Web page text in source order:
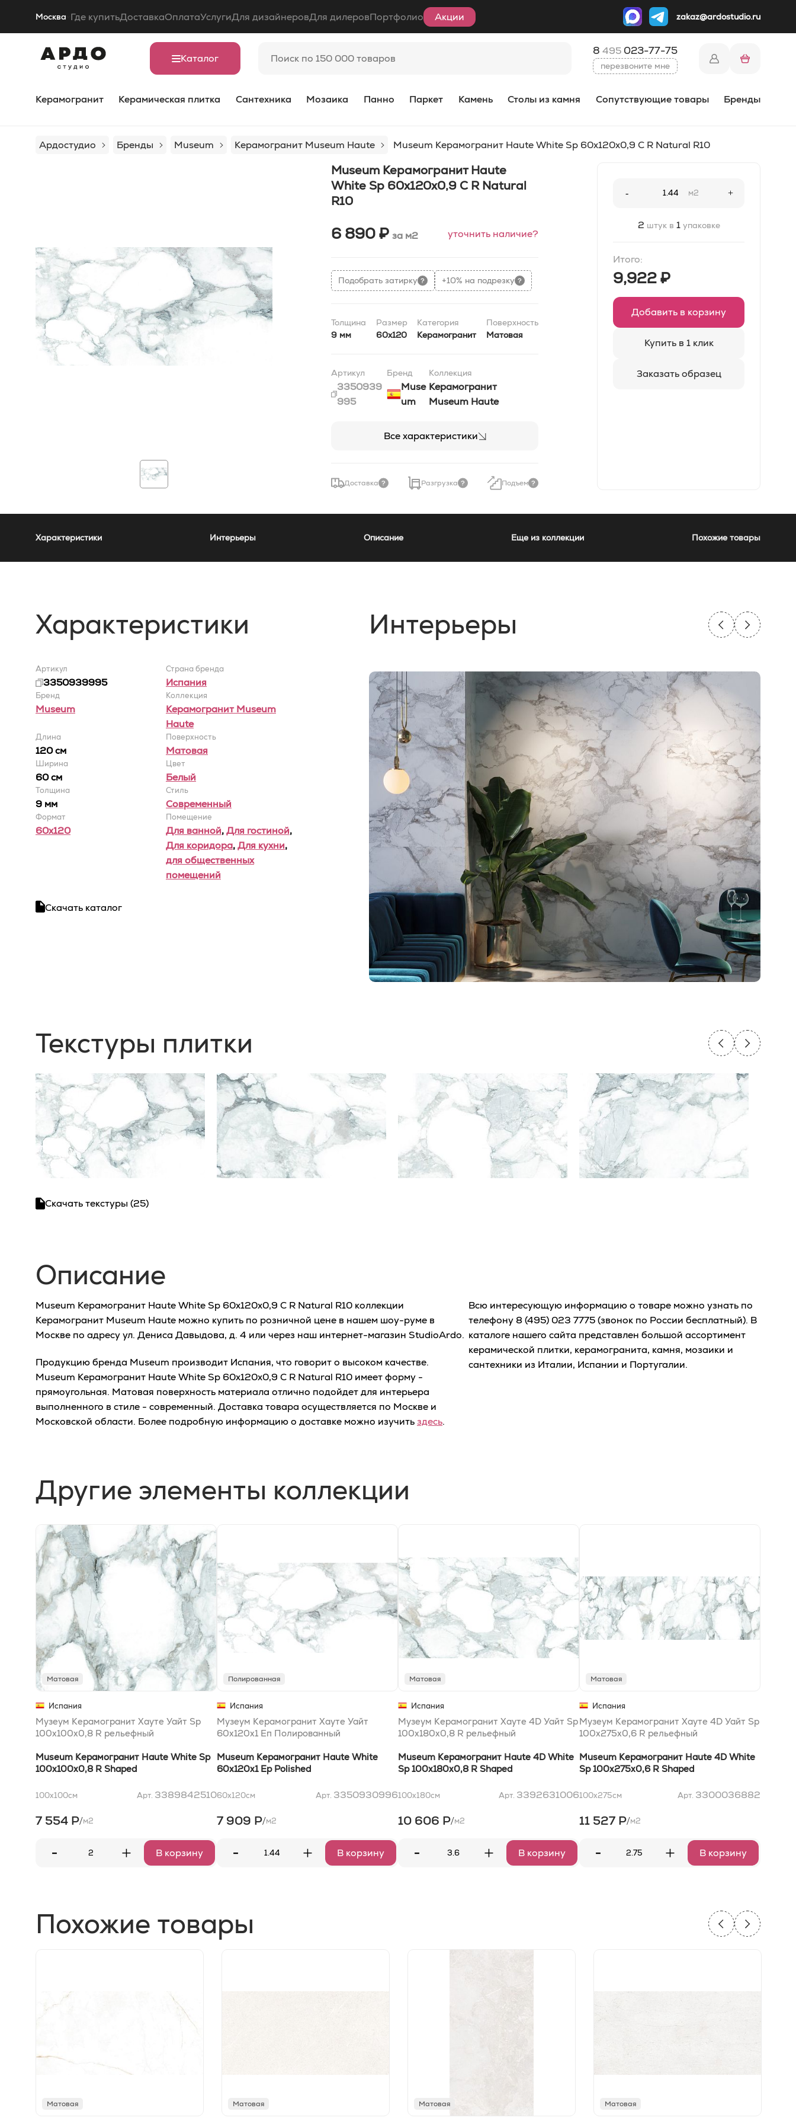
Москва Где купитьДоставкаОплатаУслугиДля дизайнеровДля дилеровПортфолио Акции zakaz@ardostudio.ru
Каталог
8 495 023-77-75
перезвоните мне
Керамогранит Керамическая плитка Сантехника Мозаика Панно Паркет Камень Столы из камня Сопутствующие товары Бренды
Ардостудио Бренды Museum Керамогранит Museum Haute Museum Керамогранит Haute White Sp 60x120x0,9 C R Natural R10
Museum Керамогранит Haute
White Sp 60x120x0,9 C R Natural
R10
6 890 ₽ за м2 уточнить наличие?
Подобрать затирку +10% на подрезку
Толщина
9 мм
Размер
60x120
Категория
Керамогранит
Поверхность
Матовая
Артикул
3350939
995
Бренд
Muse
um
Коллекция
Керамогранит
Museum Haute
Все характеристики
Доставка Разгрузка Подъем
- м2 +
2 штук в 1упаковке
Итого:
9,922₽
Добавить в корзину
Купить в 1 клик
Заказать образец
Характеристики Интерьеры Описание Еще из коллекции Похожие товары
Характеристики
Артикул
3350939995
Страна бренда
Испания
Бренд
Museum
Коллекция
Керамогранит Museum
Haute
Длина
120 см
Поверхность
Матовая
Ширина
60 cм
Цвет
Белый
Толщина
9 мм
Стиль
Современный
Формат
60x120
Помещение
Для ванной,Для гостиной,
Для коридора,Для кухни,
для общественных
помещений
Скачать каталог
Интерьеры
Текстуры плитки
Скачать текстуры (25)
Описание
Museum Керамогранит Haute White Sp 60x120x0,9 C R Natural R10 коллекции
Керамогранит Museum Haute можно купить по розничной цене в нашем шоу-руме в
Москве по адресу ул. Дениса Давыдова, д. 4 или через наш интернет-магазин StudioArdo.
Продукцию бренда Museum производит Испания, что говорит о высоком качестве.
Museum Керамогранит Haute White Sp 60x120x0,9 C R Natural R10 имеет форму -
прямоугольная. Матовая поверхность материала отлично подойдет для интерьера
выполненного в стиле - современный. Доставка товара осуществляется по Москве и
Московской области. Более подробную информацию о доставке можно изучитьздесь.
Всю интересующую информацию о товаре можно узнать по
телефону 8 (495) 023 7775(звонок по России бесплатный). В
каталоге нашего сайта представлен большой ассортимент
керамической плитки, керамогранита, камня, мозаики и
сантехники из Италии, Испании и Португалии.
Другие элементы коллекции
Матовая
Испания
Музеум Керамогранит Хауте Уайт Sp
100x100x0,8 R рельефный
Museum Керамогранит Haute White Sp
100x100x0,8 R Shaped
100x100см Арт. 3389842510
7 554 Р/м2
- + В корзину
Полированная
Испания
Музеум Керамогранит Хауте Уайт
60x120x1 Еп Полированный
Museum Керамогранит Haute White
60x120x1 Ep Polished
60x120см Арт. 3350930996
7 909 Р/м2
- + В корзину
Матовая
Испания
Музеум Керамогранит Хауте 4D Уайт Sp
100x180x0,8 R рельефный
Museum Керамогранит Haute 4D White
Sp 100x180x0,8 R Shaped
100x180см Арт. 3392631006
10 606 Р/м2
- + В корзину
Матовая
Испания
Музеум Керамогранит Хауте 4D Уайт Sp
100x275x0,6 R рельефный
Museum Керамогранит Haute 4D White
Sp 100x275x0,6 R Shaped
100x275см Арт. 3300036882
11 527 Р/м2
- + В корзину
Похожие товары
Матовая Матовая Матовая Матовая